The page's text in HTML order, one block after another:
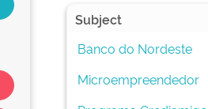
Subject
Banco do Nordeste
Microempreendedor